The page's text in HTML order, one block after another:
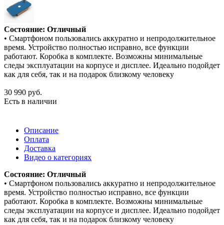
Состояние: Отличный
• Смартфоном пользовались аккуратно и непродолжительное
время. Устройство полностью исправно, все функции
работают. Коробка в комплекте. Возможны минимальные
следы эксплуатации на корпусе и дисплее. Идеально подойдет
как для себя, так и на подарок близкому человеку
30 990 руб.
Есть в наличии
Описание
Оплата
Доставка
Видео о категориях
Состояние: Отличный
• Смартфоном пользовались аккуратно и непродолжительное
время. Устройство полностью исправно, все функции
работают. Коробка в комплекте. Возможны минимальные
следы эксплуатации на корпусе и дисплее. Идеально подойдет
как для себя, так и на подарок близкому человеку